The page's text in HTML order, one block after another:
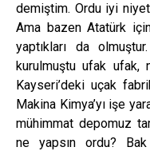
demiştim. Ordu iyi
Ama bazen Atatürk
yaptıkları da
kurulmuştu ufak ufak,
Kayseri’deki uçak
Makina Kimya’yı işe
mühimmat depomuz
ne yapsın ordu?